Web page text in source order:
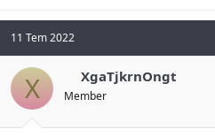
11 Tem 2022
X XgaTjkrnOngt
Member